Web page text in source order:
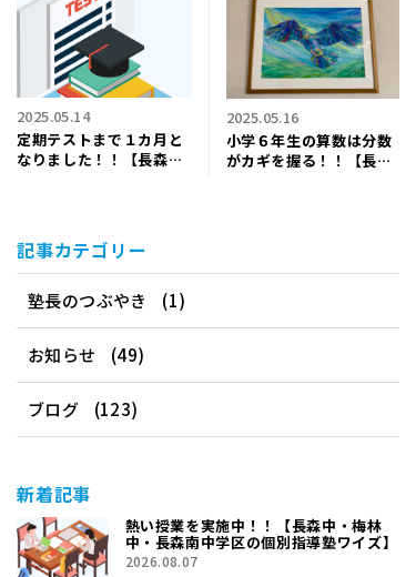
2025.05.14
定期テストまで１カ月と
なりました！！【長森
2025.05.16
小学６年生の算数は分数
がカギを握る！！【長森
記事カテゴリー
塾長のつぶやき (1)
お知らせ (49)
ブログ (123)
新着記事
熱い授業を実施中！！【長森中・梅林
中・長森南中学区の個別指導塾ワイズ】
2026.08.07